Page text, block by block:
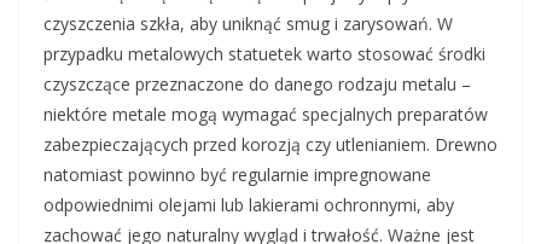
czyszczenia szkła, aby uniknąć smug i zarysowań. W
przypadku metalowych statuetek warto stosować środki
czyszczące przeznaczone do danego rodzaju metalu –
niektóre metale mogą wymagać specjalnych preparatów
zabezpieczających przed korozją czy utlenianiem. Drewno
natomiast powinno być regularnie impregnowane
odpowiednimi olejami lub lakierami ochronnymi, aby
zachować jego naturalny wygląd i trwałość. Ważne jest